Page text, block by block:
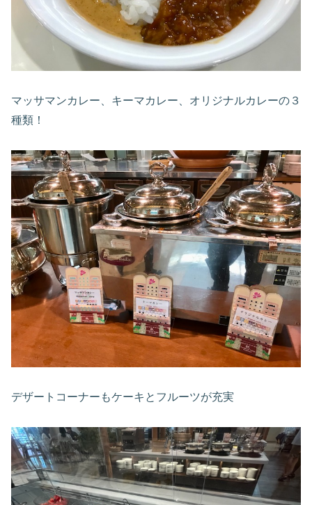
マッサマンカレー、キーマカレー、オリジナルカレーの３
種類！
デザートコーナーもケーキとフルーツが充実